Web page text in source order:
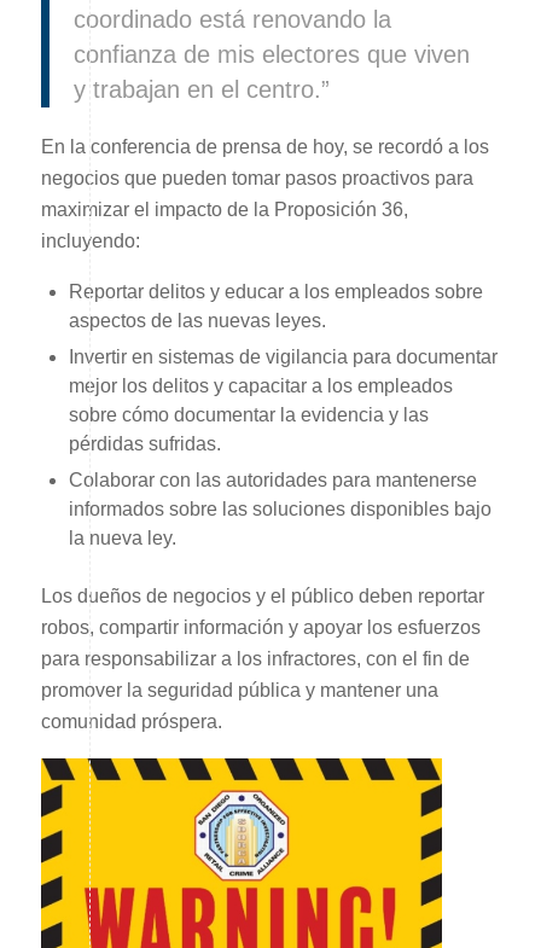
coordinado está renovando la
confianza de mis electores que viven
y trabajan en el centro.”
En la conferencia de prensa de hoy, se recordó a los
negocios que pueden tomar pasos proactivos para
maximizar el impacto de la Proposición 36,
incluyendo:
Reportar delitos y educar a los empleados sobre
aspectos de las nuevas leyes.
Invertir en sistemas de vigilancia para documentar
mejor los delitos y capacitar a los empleados
sobre cómo documentar la evidencia y las
pérdidas sufridas.
Colaborar con las autoridades para mantenerse
informados sobre las soluciones disponibles bajo
la nueva ley.
Los dueños de negocios y el público deben reportar
robos, compartir información y apoyar los esfuerzos
para responsabilizar a los infractores, con el fin de
promover la seguridad pública y mantener una
comunidad próspera.